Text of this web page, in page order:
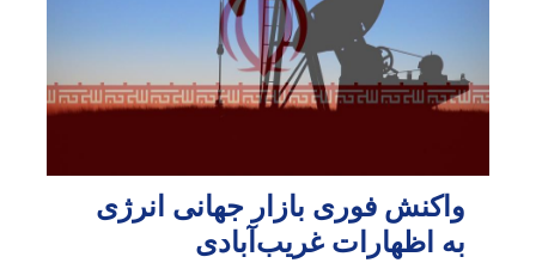
واکنش فوری بازار جهانی انرژی
به اظهارات غریب‌آبادی